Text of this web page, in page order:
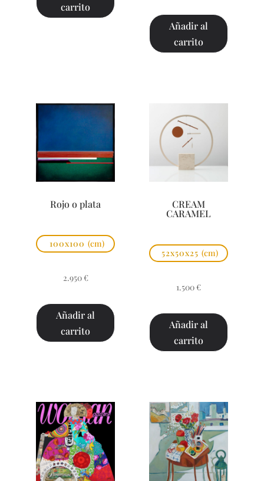
carrito
Añadir al
carrito
Rojo o plata
100x100 (cm)
2.950 €
Añadir al
carrito
CREAM
CARAMEL
52x50x25 (cm)
1.500 €
Añadir al
carrito